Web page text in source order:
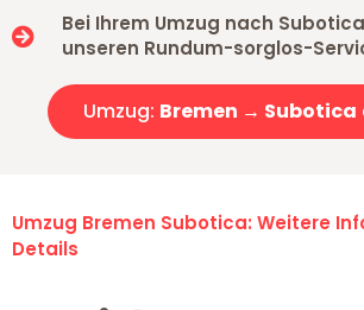
Bei Ihrem Umzug nach
unseren Rundum-sorglos-
Umzug: Bremen → Subotica
Umzug Bremen Subotica: Weitere
Details